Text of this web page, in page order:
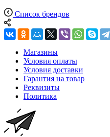
Список брендов
Магазины
Условия оплаты
Условия доставки
Гарантия на товар
Реквизиты
Политика